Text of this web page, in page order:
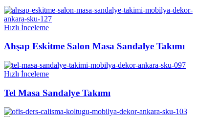
Hızlı İnceleme
Ahşap Eskitme Salon Masa Sandalye Takımı
Hızlı İnceleme
Tel Masa Sandalye Takımı